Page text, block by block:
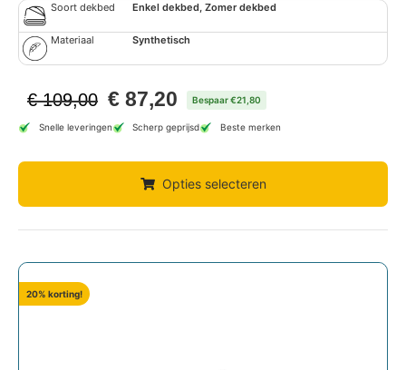
Soort dekbed Enkel dekbed, Zomer dekbed
Materiaal Synthetisch
€109,00 € 87,20 Bespaar €21,80
Snelle leveringen Scherp geprijsd Beste merken
Opties selecteren
20% korting!